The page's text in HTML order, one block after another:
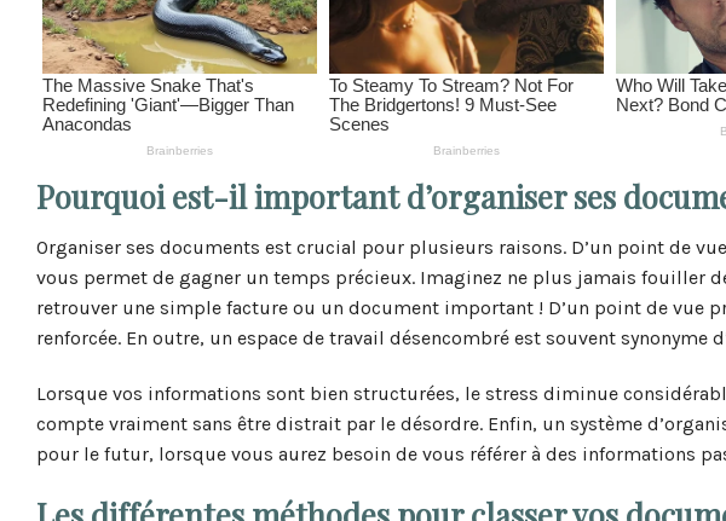
Pourquoi est-il important d’organiser ses
Organiser ses documents est crucial pour plusieurs raisons. D’un point de
vous permet de gagner un temps précieux. Imaginez ne plus jamais fouiller
retrouver une simple facture ou un document important ! D’un point de vue
renforcée. En outre, un espace de travail désencombré est souvent synonyme
Lorsque vos informations sont bien structurées, le stress diminue
compte vraiment sans être distrait par le désordre. Enfin, un système
pour le futur, lorsque vous aurez besoin de vous référer à des informations